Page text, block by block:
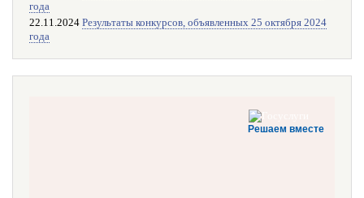
года
22.11.2024 Результаты конкурсов, объявленных 25 октября 2024
года
Решаем вместе